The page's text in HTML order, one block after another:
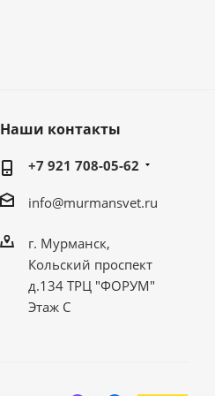
Наши контакты
+7 921 708-05-62
info@murmansvet.ru
г. Мурманск,
Кольский проспект
д.134 ТРЦ "ФОРУМ"
Этаж С